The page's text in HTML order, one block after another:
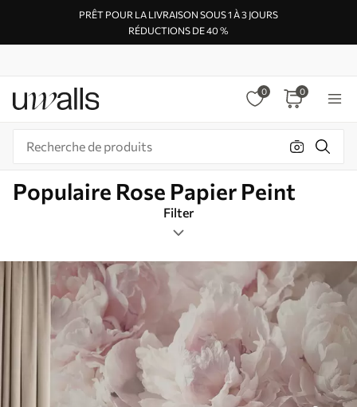
PRÊT POUR LA LIVRAISON SOUS 1 À 3 JOURS
RÉDUCTIONS DE 40 %
0 0
Populaire Rose Papier Peint
Filter
Étiquettes de design
Format de l’image
Pink
Intelligent
Réinitialiser tous les filtres